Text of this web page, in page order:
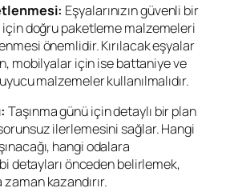
Eşyalarınızın güvenli bir
için doğru paketleme malzemeleri
önemlidir. Kırılacak eşyalar
mobilyalar için ise battaniye ve
malzemeler kullanılmalıdır.
Taşınma günü için detaylı bir plan
ilerlemesini sağlar. Hangi
hangi odalara
detayları önceden belirlemek,
zaman kazandırır.